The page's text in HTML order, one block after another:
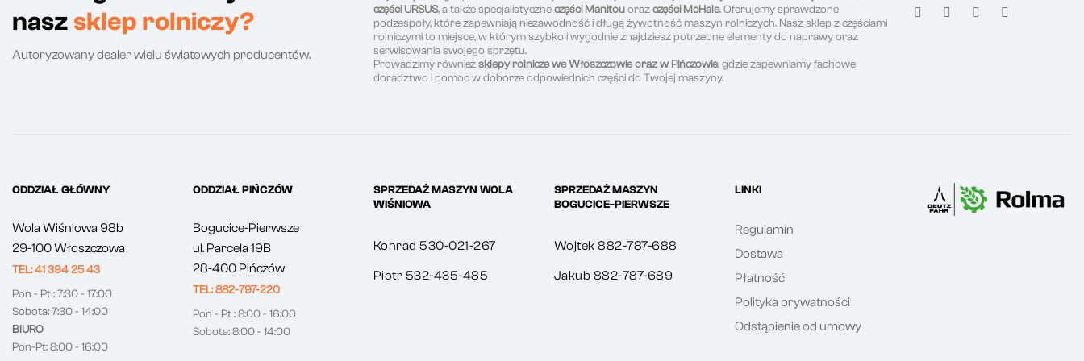
nasz sklep rolniczy?
Autoryzowany dealer wielu światowych producentów.
części URSUS, a także specjalistyczneczęści Manitouorazczęści McHale. Oferujemy sprawdzone
podzespoły, które zapewniają niezawodność i długą żywotność maszyn rolniczych. Nasz sklep z częściami
rolniczymi to miejsce, w którym szybko i wygodnie znajdziesz potrzebne elementy do naprawy oraz
serwisowania swojego sprzętu.
Prowadzimy równieżsklepy rolnicze we Włoszczowie oraz w Pińczowie, gdzie zapewniamy fachowe
doradztwo i pomoc w doborze odpowiednich części do Twojej maszyny.
ODDZIAŁ GŁÓWNY
Wola Wiśniowa 98b
29-100 Włoszczowa
TEL: 41 394 25 43
Pon - Pt : 7:30 - 17:00
Sobota: 7:30 - 14:00
BIURO
Pon-Pt: 8:00 - 16:00
ODDZIAŁ PIŃCZÓW
Bogucice-Pierwsze
ul. Parcela 19B
28-400 Pińczów
TEL: 882-797-220
Pon - Pt : 8:00 - 16:00
Sobota: 8:00 - 14:00
SPRZEDAŻ MASZYN WOLA
WIŚNIOWA
Konrad 530-021-267
Piotr 532-435-485
SPRZEDAŻ MASZYN
BOGUCICE-PIERWSZE
Wojtek 882-787-688
Jakub 882-787-689
LINKI
Regulamin
Dostawa
Płatność
Polityka prywatności
Odstąpienie od umowy